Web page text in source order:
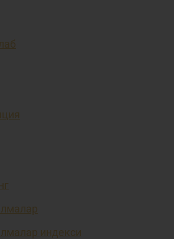
индекси